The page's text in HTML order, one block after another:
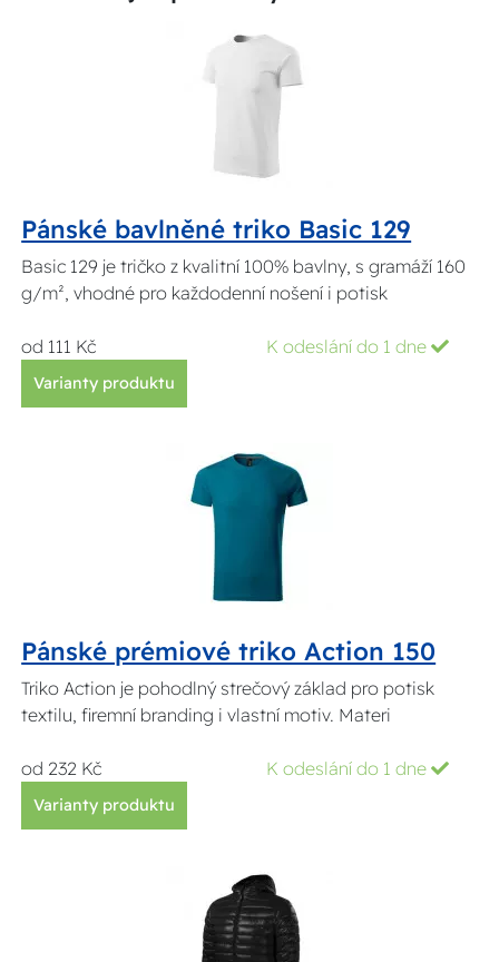
Pánské bavlněné triko Basic 129
Basic 129 je tričko z kvalitní 100% bavlny, s gramáží 160
g/m², vhodné pro každodenní nošení i potisk
od 111 Kč K odeslání do 1 dne
Varianty produktu
Pánské prémiové triko Action 150
Triko Action je pohodlný strečový základ pro potisk
textilu, firemní branding i vlastní motiv. Materi
od 232 Kč K odeslání do 1 dne
Varianty produktu